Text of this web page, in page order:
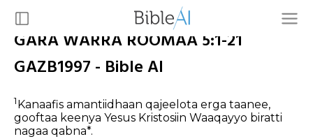
GARA WARRA ROOMAA 5:1-21
GAZB1997 - Bible AI
1Kanaafis amantiidhaan qajeelota erga taanee,
gooftaa keenya Yesus Kristosiin Waaqayyo biratti
nagaa qabna*.